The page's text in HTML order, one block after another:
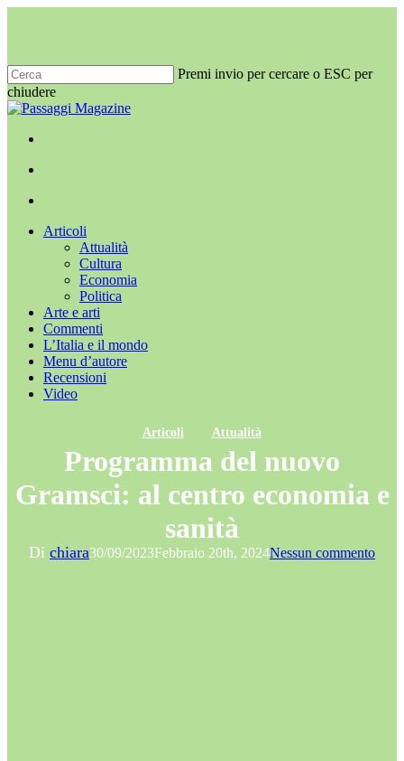
principale
Premi invio per cercare o ESC per
chiudere
Chiudi
Menu
cerca
Menu
Articoli
Attualità
Cultura
Economia
Politica
Arte e arti
Commenti
L’Italia e il mondo
Menu d’autore
Recensioni
Video
Articoli Attualità
Programma del nuovo
Gramsci: al centro economia e
sanità
Di chiara30/09/2023Febbraio 20th, 2024Nessun commento